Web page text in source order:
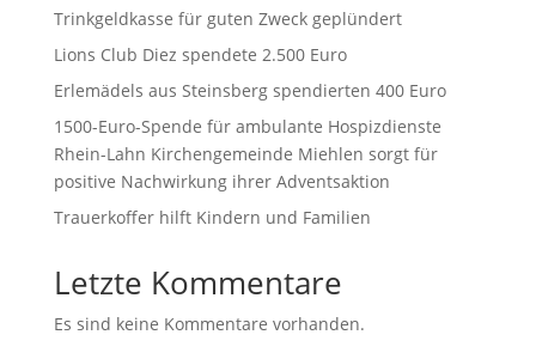
Trinkgeldkasse für guten Zweck geplündert
Lions Club Diez spendete 2.500 Euro
Erlemädels aus Steinsberg spendierten 400 Euro
1500-Euro-Spende für ambulante Hospizdienste
Rhein-Lahn Kirchengemeinde Miehlen sorgt für
positive Nachwirkung ihrer Adventsaktion
Trauerkoffer hilft Kindern und Familien
Letzte Kommentare
Es sind keine Kommentare vorhanden.